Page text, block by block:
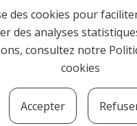
LEGE OHARRA
PRIBATUTASUN
COOKIE-EN POLITIKA
© 2021 Soziolinguistika
des cookies pour
des analyses
consultez notre
cookies
Accepter